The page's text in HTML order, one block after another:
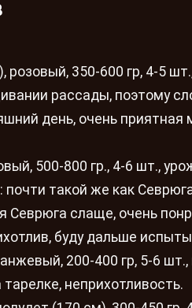
розовый, 350-600 гр, 4-5
рассады, поэтому
день, очень
500-800 гр., 4-6 шт.,
такой же как
Севрюга слаще, очень
буду дальше
200-400 гр, 5-6
тарелке, неприхотливость.